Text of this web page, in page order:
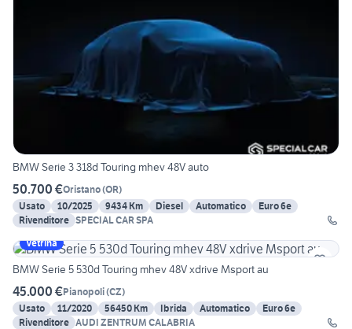
BMW Serie 3 318d Touring mhev 48V auto
50.700 €Oristano(OR)
Usato
10/2025 9434 Km Diesel Automatico
Euro 6e
Rivenditore SPECIAL CAR SPA
Vetrina
BMW Serie 5 530d Touring mhev 48V xdrive Msport au
45.000 €Pianopoli(CZ)
Usato
11/2020 56450 Km Ibrida Automatico
Euro 6e
Rivenditore AUDI ZENTRUM CALABRIA